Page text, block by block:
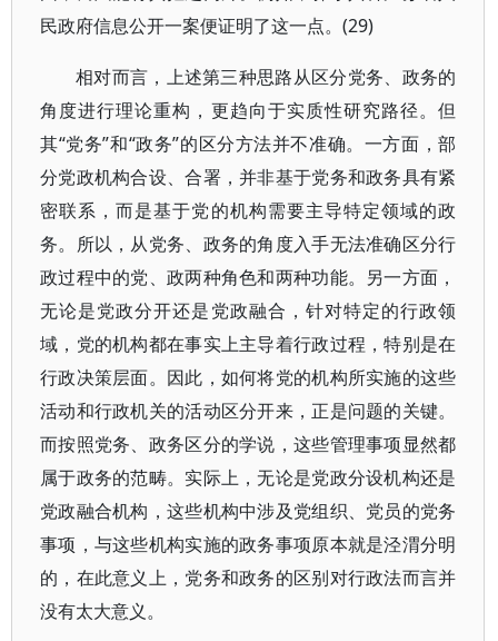
民政府信息公开一案便证明了这一点。(29)
相对而言，上述第三种思路从区分党务、政务的
角度进行理论重构，更趋向于实质性研究路径。但
其“党务”和“政务”的区分方法并不准确。一方面，部
分党政机构合设、合署，并非基于党务和政务具有紧
密联系，而是基于党的机构需要主导特定领域的政
务。所以，从党务、政务的角度入手无法准确区分行
政过程中的党、政两种角色和两种功能。另一方面，
无论是党政分开还是党政融合，针对特定的行政领
域，党的机构都在事实上主导着行政过程，特别是在
行政决策层面。因此，如何将党的机构所实施的这些
活动和行政机关的活动区分开来，正是问题的关键。
而按照党务、政务区分的学说，这些管理事项显然都
属于政务的范畴。实际上，无论是党政分设机构还是
党政融合机构，这些机构中涉及党组织、党员的党务
事项，与这些机构实施的政务事项原本就是泾渭分明
的，在此意义上，党务和政务的区别对行政法而言并
没有太大意义。